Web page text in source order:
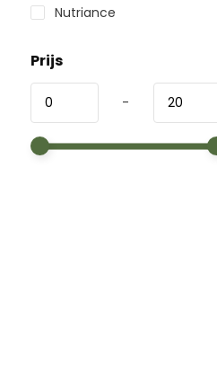
Nutriance
Prijs
-